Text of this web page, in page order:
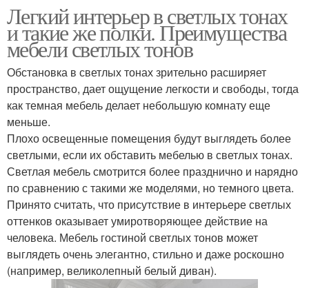
Легкий интерьер в светлых тонах
и такие же полки. Преимущества
мебели светлых тонов
Обстановка в светлых тонах зрительно расширяет
пространство, дает ощущение легкости и свободы, тогда
как темная мебель делает небольшую комнату еще
меньше.
Плохо освещенные помещения будут выглядеть более
светлыми, если их обставить мебелью в светлых тонах.
Светлая мебель смотрится более празднично и нарядно
по сравнению с такими же моделями, но темного цвета.
Принято считать, что присутствие в интерьере светлых
оттенков оказывает умиротворяющее действие на
человека. Мебель гостиной светлых тонов может
выглядеть очень элегантно, стильно и даже роскошно
(например, великолепный белый диван).